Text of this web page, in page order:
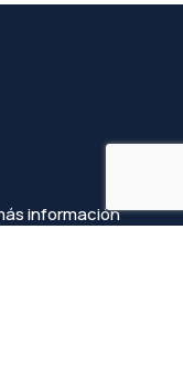
información